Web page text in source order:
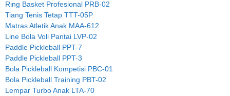
Ring Basket Profesional PRB-02
Tiang Tenis Tetap TTT-05P
Matras Atletik Anak MAA-612
Line Bola Voli Pantai LVP-02
Paddle Pickleball PPT-7
Paddle Pickleball PPT-3
Bola Pickleball Kompetisi PBC-01
Bola Pickleball Training PBT-02
Lempar Turbo Anak LTA-70